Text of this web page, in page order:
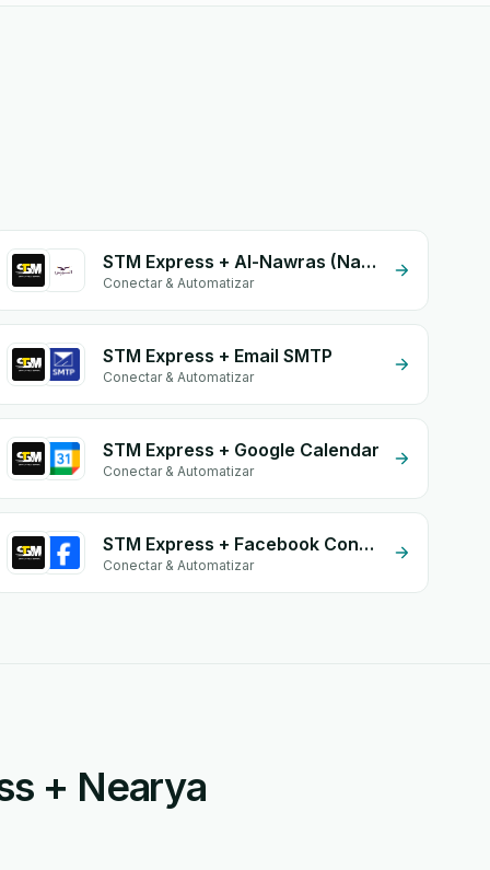
STM Express + Al-Nawras (Nawris)
Conectar & Automatizar
STM Express + Email SMTP
Conectar & Automatizar
STM Express + Google Calendar
Conectar & Automatizar
STM Express + Facebook Conversion API (CAPI)
Conectar & Automatizar
+ Nearya